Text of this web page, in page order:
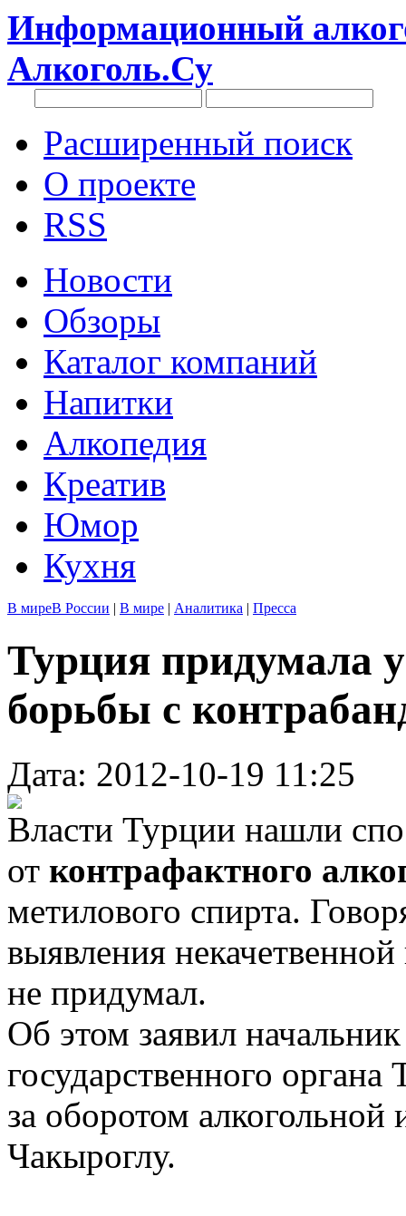
Информационный
Алкоголь.Су
Расширенный поиск
О проекте
RSS
Новости
Обзоры
Каталог компаний
Напитки
Алкопедия
Креатив
Юмор
Кухня
В миреВ России | В мире | Аналитика | Пресса
Турция придумала
борьбы с
Дата: 2012-10-19 11:25
Власти Турции нашли
от контрафактного
метилового спирта.
выявления
не придумал.
Об этом заявил
государственного
за оборотом
Чакыроглу.